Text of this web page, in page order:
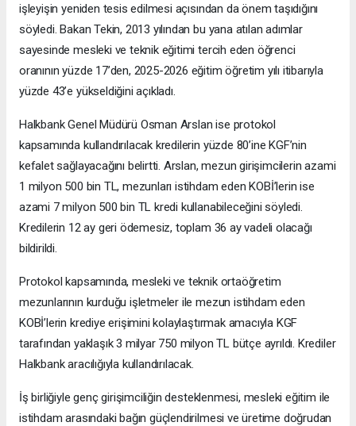
işleyişin yeniden tesis edilmesi açısından da önem taşıdığını
söyledi. Bakan Tekin, 2013 yılından bu yana atılan adımlar
sayesinde mesleki ve teknik eğitimi tercih eden öğrenci
oranının yüzde 17’den, 2025-2026 eğitim öğretim yılı itibarıyla
yüzde 43’e yükseldiğini açıkladı.
Halkbank Genel Müdürü Osman Arslan ise protokol
kapsamında kullandırılacak kredilerin yüzde 80’ine KGF’nin
kefalet sağlayacağını belirtti. Arslan, mezun girişimcilerin azami
1 milyon 500 bin TL, mezunları istihdam eden KOBİ’lerin ise
azami 7 milyon 500 bin TL kredi kullanabileceğini söyledi.
Kredilerin 12 ay geri ödemesiz, toplam 36 ay vadeli olacağı
bildirildi.
Protokol kapsamında, mesleki ve teknik ortaöğretim
mezunlarının kurduğu işletmeler ile mezun istihdam eden
KOBİ’lerin krediye erişimini kolaylaştırmak amacıyla KGF
tarafından yaklaşık 3 milyar 750 milyon TL bütçe ayrıldı. Krediler
Halkbank aracılığıyla kullandırılacak.
İş birliğiyle genç girişimciliğin desteklenmesi, mesleki eğitim ile
istihdam arasındaki bağın güçlendirilmesi ve üretime doğrudan